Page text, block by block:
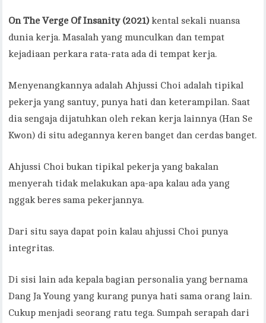
On The Verge Of Insanity (2021) kental sekali nuansa
dunia kerja. Masalah yang munculkan dan tempat
kejadiaan perkara rata-rata ada di tempat kerja.
Menyenangkannya adalah Ahjussi Choi adalah tipikal
pekerja yang santuy, punya hati dan keterampilan. Saat
dia sengaja dijatuhkan oleh rekan kerja lainnya (Han Se
Kwon) di situ adegannya keren banget dan cerdas banget.
Ahjussi Choi bukan tipikal pekerja yang bakalan
menyerah tidak melakukan apa-apa kalau ada yang
nggak beres sama pekerjannya.
Dari situ saya dapat poin kalau ahjussi Choi punya
integritas.
Di sisi lain ada kepala bagian personalia yang bernama
Dang Ja Young yang kurang punya hati sama orang lain.
Cukup menjadi seorang ratu tega. Sumpah serapah dari